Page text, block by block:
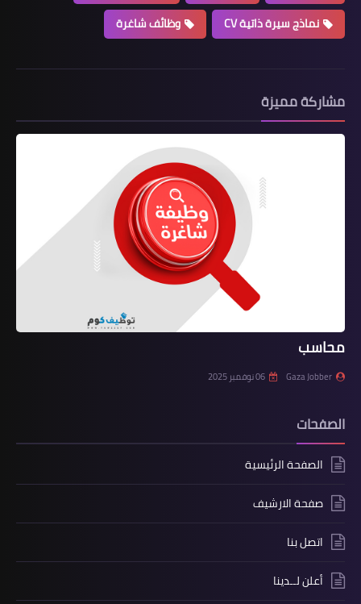
نماذج سيرة ذاتية CV
وظائف شاغرة
مشاركة مميزة
محاسب
Gaza Jobber 06 نوفمبر 2025
الصفحات
الصفحة الرئيسية
صفحة الارشيف
اتصل بنا
أعلن لــدينا